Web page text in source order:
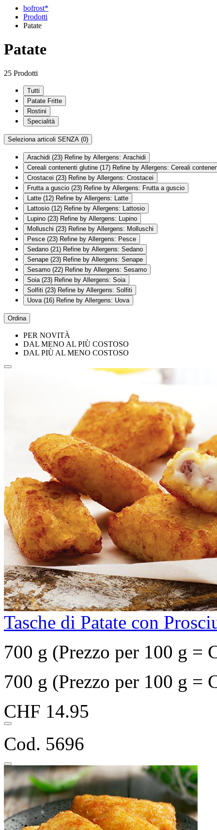
bofrost*
Prodotti
Patate
Patate
25 Prodotti
Tutti
Patate Fritte
Rostini
Specialità
Seleziona articoli SENZA (0)
Arachidi (23) Refine by Allergens: Arachidi
Cereali contenenti glutine (17) Refine by Allergens: Cereali
Crostacei (23) Refine by Allergens: Crostacei
Frutta a guscio (23) Refine by Allergens: Frutta a guscio
Latte (12) Refine by Allergens: Latte
Lattosio (12) Refine by Allergens: Lattosio
Lupino (23) Refine by Allergens: Lupino
Molluschi (23) Refine by Allergens: Molluschi
Pesce (23) Refine by Allergens: Pesce
Sedano (21) Refine by Allergens: Sedano
Senape (23) Refine by Allergens: Senape
Sesamo (22) Refine by Allergens: Sesamo
Soia (23) Refine by Allergens: Soia
Solfiti (23) Refine by Allergens: Solfiti
Uova (16) Refine by Allergens: Uova
Ordina
PER NOVITÀ
DAL MENO AL PIÙ COSTOSO
DAL PIÙ AL MENO COSTOSO
Tasche di Patate con
700 g (Prezzo per 100 g =
700 g (Prezzo per 100 g =
CHF 14.95
Cod. 5696